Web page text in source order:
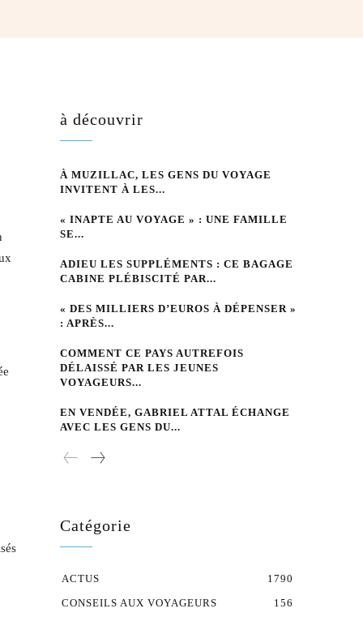
à découvrir
À MUZILLAC, LES GENS DU VOYAGE
INVITENT À LES...
« INAPTE AU VOYAGE » : UNE FAMILLE
SE...
ADIEU LES SUPPLÉMENTS : CE BAGAGE
CABINE PLÉBISCITÉ PAR...
« DES MILLIERS D’EUROS À DÉPENSER »
: APRÈS...
COMMENT CE PAYS AUTREFOIS
DÉLAISSÉ PAR LES JEUNES
VOYAGEURS...
EN VENDÉE, GABRIEL ATTAL ÉCHANGE
AVEC LES GENS DU...
Catégorie
ACTUS
1790
CONSEILS AUX VOYAGEURS
156